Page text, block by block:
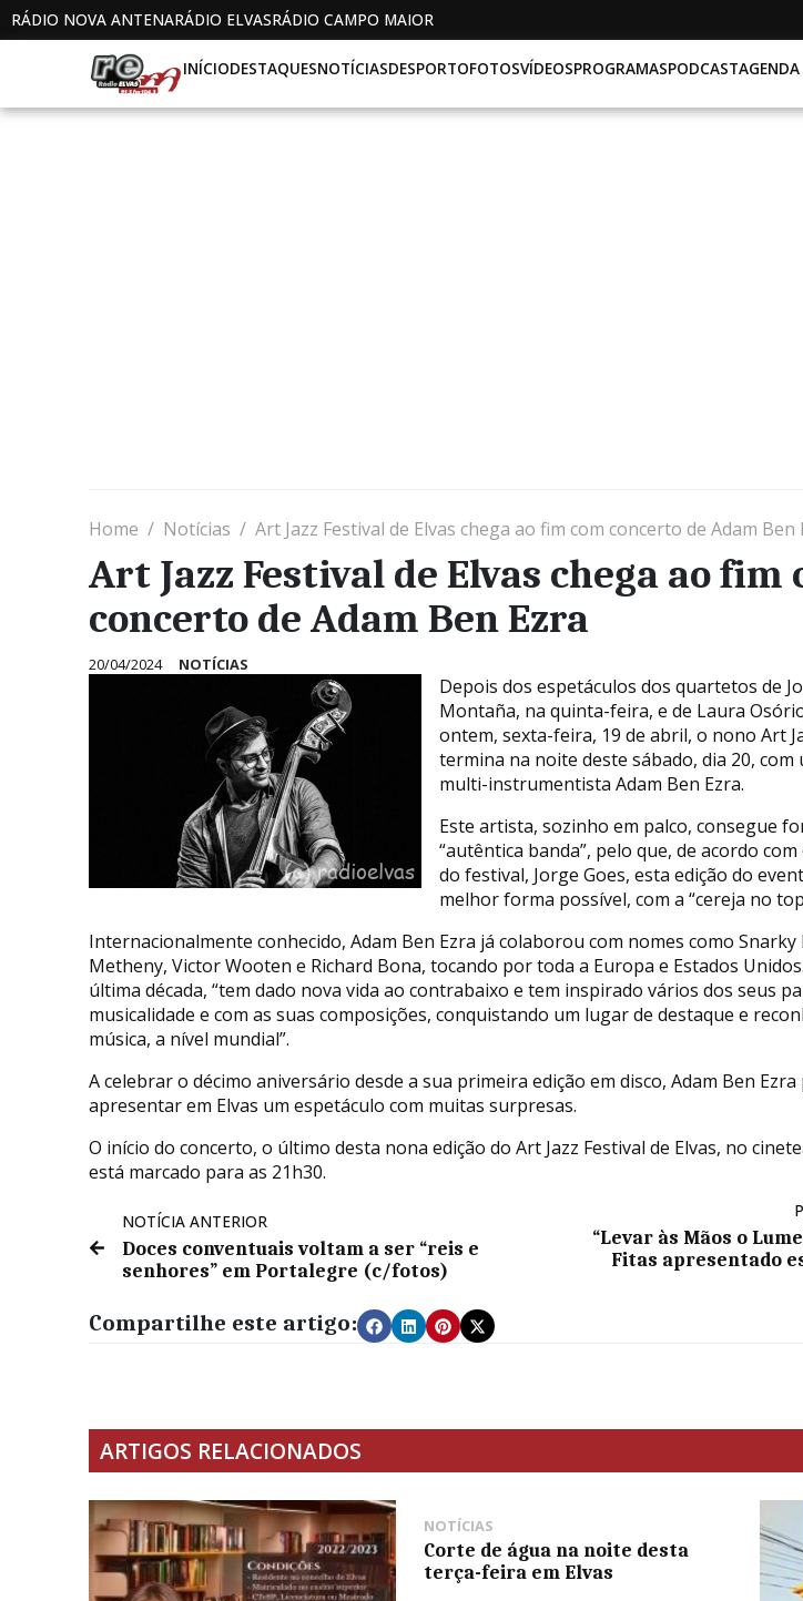
RÁDIO NOVA ANTENARÁDIO ELVASRÁDIO CAMPO MAIOR
INÍCIODESTAQUESNOTÍCIASDESPORTOFOTOSVÍDEOSPROGRAMASPODCASTAGENDA
Home Notícias Art Jazz Festival de Elvas chega ao fim com concerto de Adam Ben
Art Jazz Festival de Elvas chega ao fim
concerto de Adam Ben Ezra
20/04/2024 NOTÍCIAS
Depois dos espetáculos dos quartetos de
Montaña, na quinta-feira, e de Laura
ontem, sexta-feira, 19 de abril, o nono Art
termina na noite deste sábado, dia 20, com
multi-instrumentista Adam Ben Ezra.
Este artista, sozinho em palco, consegue
“autêntica banda”, pelo que, de acordo
do festival, Jorge Goes, esta edição do
melhor forma possível, com a “cereja no
Internacionalmente conhecido, Adam Ben Ezra já colaborou com nomes como Snarky
Metheny, Victor Wooten e Richard Bona, tocando por toda a Europa e Estados
última década, “tem dado nova vida ao contrabaixo e tem inspirado vários dos seus
musicalidade e com as suas composições, conquistando um lugar de destaque e
música, a nível mundial”.
A celebrar o décimo aniversário desde a sua primeira edição em disco, Adam Ben
apresentar em Elvas um espetáculo com muitas surpresas.
O início do concerto, o último desta nona edição do Art Jazz Festival de Elvas, no
está marcado para as 21h30.
NOTÍCIA ANTERIOR
Doces conventuais voltam a ser “reis e
senhores” em Portalegre (c/fotos)
“Levar às Mãos o
Fitas apresentado
Compartilhe este artigo:
ARTIGOS RELACIONADOS
NOTÍCIAS
Corte de água na noite desta
terça-feira em Elvas